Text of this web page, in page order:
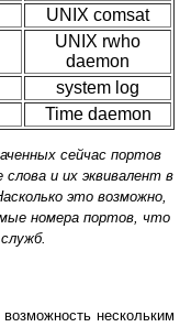
UNIX comsat
UNIX rwho
daemon
system log
Time daemon
сейчас портов
и их эквивалент в
это возможно,
номера портов, что
нескольким